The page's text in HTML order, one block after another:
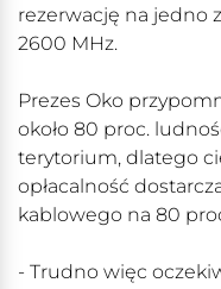
rezerwację na jedno
2600 MHz.
Prezes Oko
około 80 proc.
terytorium, dlatego
opłacalność
kablowego na 80
- Trudno więc